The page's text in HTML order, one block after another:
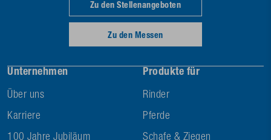
Unternehmen
Über uns
Karriere
100 Jahre Jubiläum
Produkte für
Rinder
Pferde
Schafe & Ziegen
Zu den Stellenangeboten
Zu den Messen